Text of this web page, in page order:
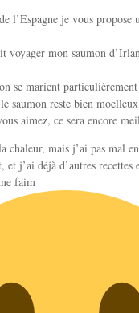
l’Espagne je vous propose
voyager mon saumon
se marient
saumon reste bien
aimez, ce sera encore
chaleur, mais j’ai pas mal
et j’ai déjà d’autres
faim